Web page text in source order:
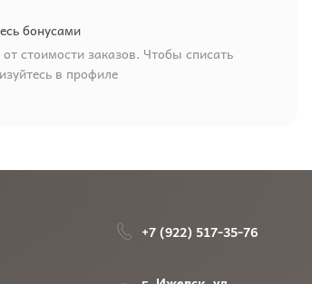
бонусами
стоимости заказов. Чтобы списать
в профиле
+7 (922) 517-35-76